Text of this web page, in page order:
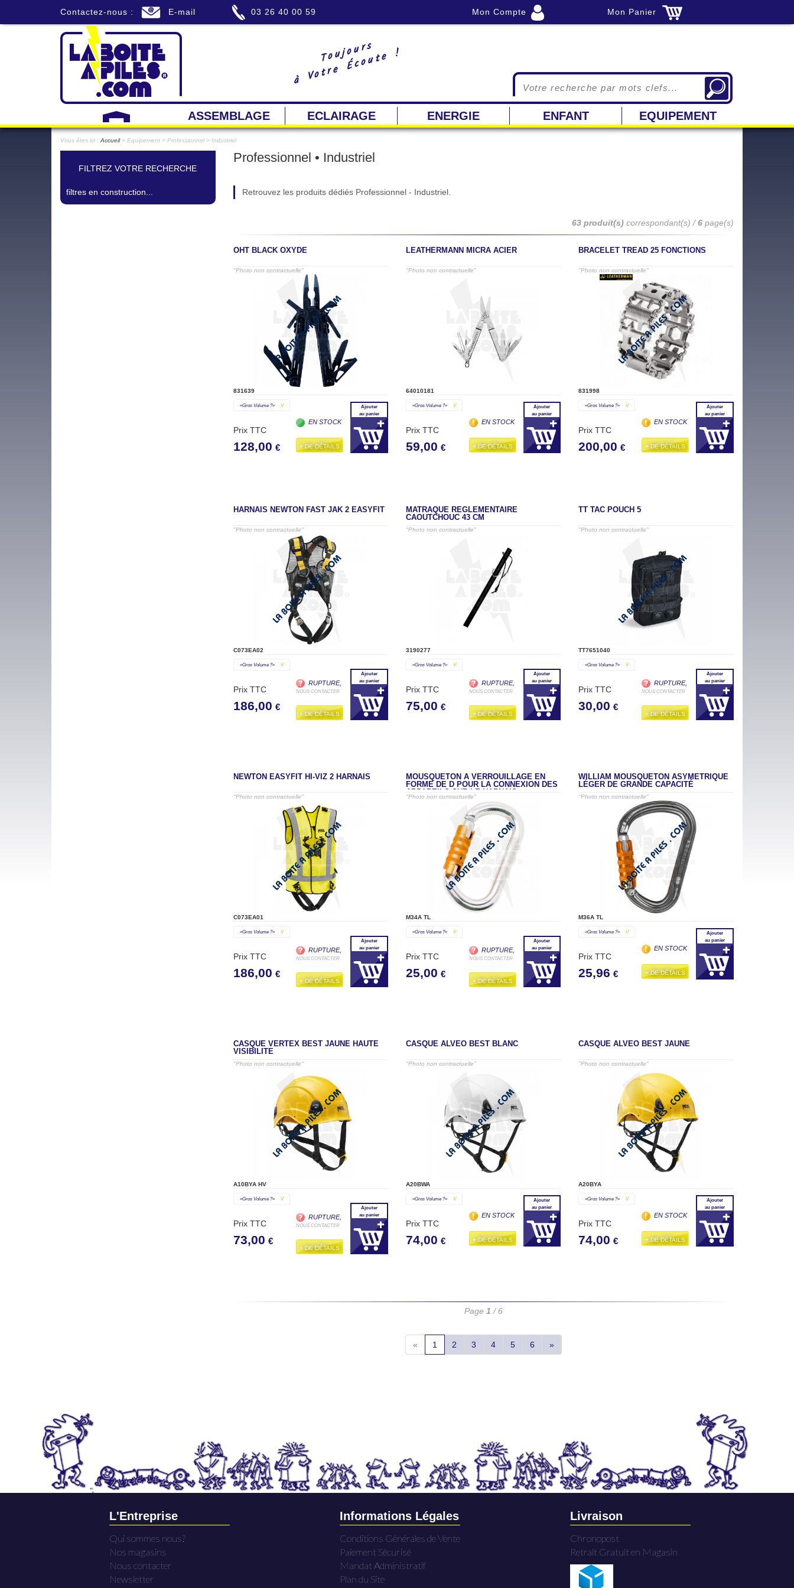
Contactez-nous : E-mail 03 26 40 00 59 Mon Compte Mon Panier
Toujours
à Votre Écoute !
ASSEMBLAGE ECLAIRAGE ENERGIE ENFANT EQUIPEMENT
Vous êtes ici : Accueil> Equipement > Professionnel > Industriel
FILTREZ VOTRE RECHERCHE
filtres en construction...
Professionnel • Industriel
Retrouvez les produits dédiés Professionnel - Industriel.
63 produit(s) correspondant(s) /6 page(s)
OHT BLACK OXYDE
"Photo non contractuelle"
831639
«gros Volume ?» V
Prix TTC
128,00 €
EN STOCK
+ DE DÉTAILS
Ajouter
au panier
LEATHERMANN MICRA ACIER
"Photo non contractuelle"
64010181
«gros Volume ?» V
Prix TTC
59,00 €
EN STOCK
+ DE DÉTAILS
Ajouter
au panier
BRACELET TREAD 25 FONCTIONS
"Photo non contractuelle"
831998
«gros Volume ?» V
Prix TTC
200,00 €
EN STOCK
+ DE DÉTAILS
Ajouter
au panier
HARNAIS NEWTON FAST JAK 2 EASYFIT
"Photo non contractuelle"
C073EA02
«gros Volume ?» V
Prix TTC
186,00 €
RUPTURE,
NOUS CONTACTER
+ DE DÉTAILS
Ajouter
au panier
MATRAQUE REGLEMENTAIRE
CAOUTCHOUC 43 CM
"Photo non contractuelle"
3190277
«gros Volume ?» V
Prix TTC
75,00 €
RUPTURE,
NOUS CONTACTER
+ DE DÉTAILS
Ajouter
au panier
TT TAC POUCH 5
"Photo non contractuelle"
TT7651040
«gros Volume ?» V
Prix TTC
30,00 €
RUPTURE,
NOUS CONTACTER
+ DE DÉTAILS
Ajouter
au panier
NEWTON EASYFIT HI-VIZ 2 HARNAIS
"Photo non contractuelle"
C073EA01
«gros Volume ?» V
Prix TTC
186,00 €
RUPTURE,
NOUS CONTACTER
+ DE DÉTAILS
Ajouter
au panier
MOUSQUETON À VERROUILLAGE EN
FORME DE D POUR LA CONNEXION DES
"Photo non contractuelle"
M34A TL
«gros Volume ?» V
Prix TTC
25,00 €
RUPTURE,
NOUS CONTACTER
+ DE DÉTAILS
Ajouter
au panier
WILLIAM MOUSQUETON ASYMÉTRIQUE
LÉGER DE GRANDE CAPACITÉ
"Photo non contractuelle"
M36A TL
«gros Volume ?» V
Prix TTC
25,96 €
EN STOCK
+ DE DÉTAILS
Ajouter
au panier
CASQUE VERTEX BEST JAUNE HAUTE
VISIBILITE
"Photo non contractuelle"
A10BYA HV
«gros Volume ?» V
Prix TTC
73,00 €
RUPTURE,
NOUS CONTACTER
+ DE DÉTAILS
Ajouter
au panier
CASQUE ALVEO BEST BLANC
"Photo non contractuelle"
A20BWA
«gros Volume ?» V
Prix TTC
74,00 €
EN STOCK
+ DE DÉTAILS
Ajouter
au panier
CASQUE ALVEO BEST JAUNE
"Photo non contractuelle"
A20BYA
«gros Volume ?» V
Prix TTC
74,00 €
EN STOCK
+ DE DÉTAILS
Ajouter
au panier
Page 1 / 6
« 1 2 3 4 5 6 »
L'Entreprise
Qui sommes nous?
Nos magasins
Nous contacter
Newsletter
Informations Légales
Conditions Générales de Vente
Paiement Sécurisé
Mandat Administratif
Plan du Site
Livraison
Chronopost
Retrait Gratuit en Magasin